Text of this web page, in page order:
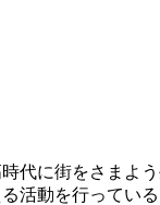
代に街をさまよ
活動を行ってい